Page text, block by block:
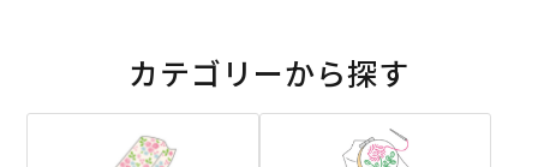
カテゴリーから探す